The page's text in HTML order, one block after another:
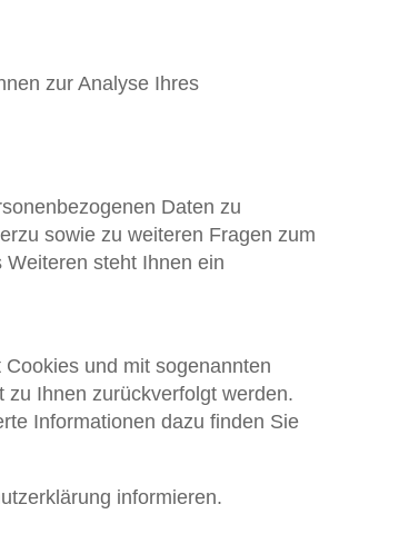
zur Analyse Ihres
Daten zu
sowie zu weiteren Fragen zum
steht Ihnen ein
und mit sogenannten
Ihnen zurückverfolgt werden.
Informationen dazu finden Sie
informieren.